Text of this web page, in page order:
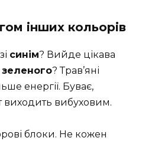
інших кольорів
синім? Вийде цікава
зеленого? Трав’яні
енергії. Буває,
виходить вибуховим.
блоки. Не кожен